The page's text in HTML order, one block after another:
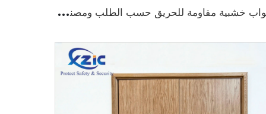
أ
بواب خشبية مقاومة للحريق حسب الطلب ومصنفة من قبل UL لأبواب المستشفيات التجارية